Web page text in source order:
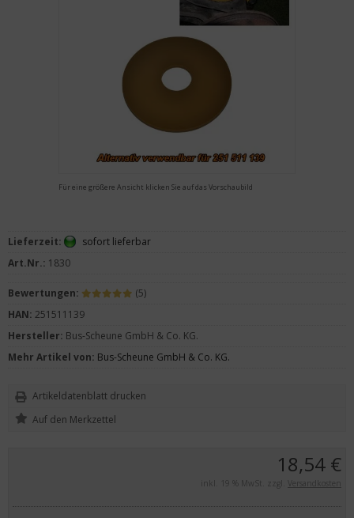
Für eine größere Ansicht klicken Sie auf das Vorschaubild
18,54 €
inkl. 19 % MwSt. zzgl. Versandkosten
Lieferzeit:
sofort lieferbar
Art.Nr.: 1830
Bewertungen:
(5)
HAN: 251511139
Hersteller: Bus-Scheune GmbH & Co. KG.
Mehr Artikel von: Bus-Scheune GmbH & Co. KG.
Artikeldatenblatt drucken